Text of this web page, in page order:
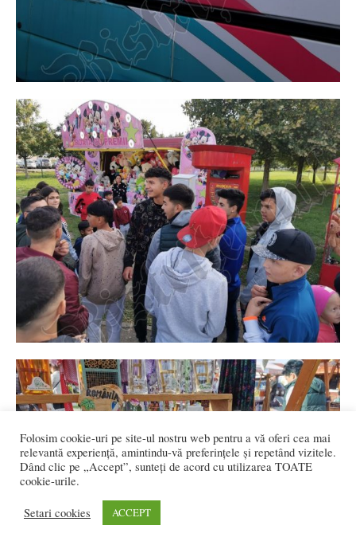
Folosim cookie-uri pe site-ul nostru web pentru a vă oferi cea mai
relevantă experiență, amintindu-vă preferințele și repetând vizitele.
Dând clic pe „Accept”, sunteți de acord cu utilizarea TOATE
cookie-urile.
Setari cookies ACCEPT